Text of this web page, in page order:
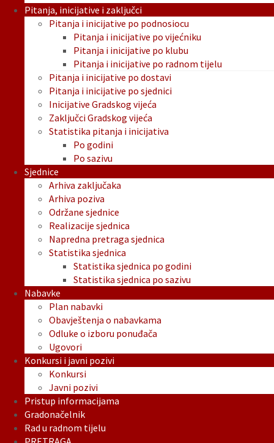
Pitanja, inicijative i zaključci
Pitanja i inicijative po podnosiocu
Pitanja i inicijative po vijećniku
Pitanja i inicijative po klubu
Pitanja i inicijative po radnom tijelu
Pitanja i inicijative po dostavi
Pitanja i inicijative po sjednici
Inicijative Gradskog vijeća
Zaključci Gradskog vijeća
Statistika pitanja i inicijativa
Po godini
Po sazivu
Sjednice
Arhiva zaključaka
Arhiva poziva
Održane sjednice
Realizacije sjednica
Napredna pretraga sjednica
Statistika sjednica
Statistika sjednica po godini
Statistika sjednica po sazivu
Nabavke
Plan nabavki
Obavještenja o nabavkama
Odluke o izboru ponuđača
Ugovori
Konkursi i javni pozivi
Konkursi
Javni pozivi
Pristup informacijama
Gradonačelnik
Rad u radnom tijelu